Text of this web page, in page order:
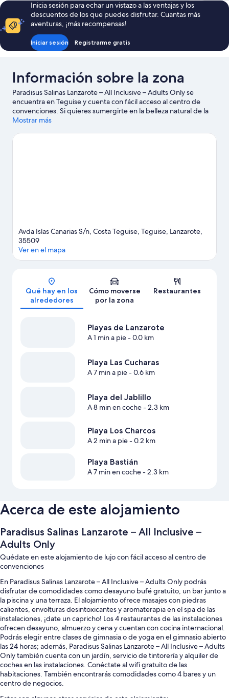
de
220 €
Inicia sesión para echar un vistazo a las ventajas y los
descuentos de los que puedes disfrutar. Cuantas más
aventuras, ¡más recompensas!
Iniciar sesión Registrarme gratis
Información sobre la zona
Paradisus Salinas Lanzarote – All Inclusive – Adults Only se
encuentra en Teguise y cuenta con fácil acceso al centro de
convenciones. Si quieres sumergirte en la belleza natural de la
región, acércate a Playa de Matagorda o a Playa de Puerto del
San Bartolomé también merecen la pena. Dedica algo de
Mostrar más
Avda Islas Canarias S/n, Costa Teguise, Teguise, Lanzarote,
35509
Ver en el mapa
Qué hay en los
alrededores
Cómo moverse
por la zona
Restaurantes
Playas de Lanzarote
A 1 min a pie- 0.0 km
Playa Las Cucharas
A 7 min a pie- 0.6 km
Playa del Jablillo
A 8 min en coche- 2.3 km
Playa Los Charcos
A 2 min a pie- 0.2 km
Playa Bastián
A 7 min en coche- 2.3 km
Acerca de este alojamiento
Paradisus Salinas Lanzarote – All Inclusive –
Adults Only
Quédate en este alojamiento de lujo con fácil acceso al centro de
convenciones
En Paradisus Salinas Lanzarote – All Inclusive – Adults Only podrás
disfrutar de comodidades como desayuno bufé gratuito, un bar junto a
la piscina y una terraza. El alojamiento ofrece masajes con piedras
calientes, envolturas desintoxicantes y aromaterapia en el spa de las
instalaciones, ¡date un capricho! Los 4 restaurantes de las instalaciones
ofrecen desayuno, almuerzo y cena y cuentan con cocina internacional.
Podrás elegir entre clases de gimnasia o de yoga en el gimnasio abierto
las 24 horas; además, Paradisus Salinas Lanzarote – All Inclusive – Adults
Only también cuenta con un jardín, servicio de tintorería y alquiler de
coches en las instalaciones. Conéctate al wifi gratuito de las
habitaciones. También encontrarás comodidades como 4 bares y un
centro de negocios.